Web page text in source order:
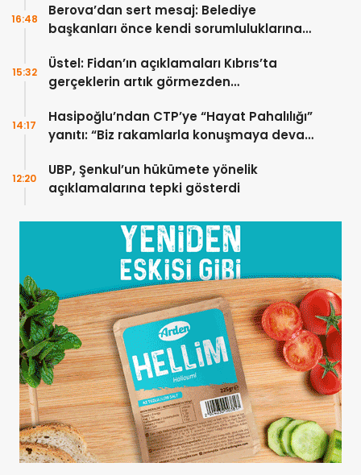
Berova’dan sert mesaj: Belediye
başkanları önce kendi sorumluluklarına
16:48
Üstel: Fidan’ın açıklamaları Kıbrıs’ta
gerçeklerin artık görmezden
15:32
Hasipoğlu’ndan CTP’ye “Hayat Pahalılığı”
yanıtı: “Biz rakamlarla konuşmaya devam
14:17
UBP, Şenkul’un hükümete yönelik
açıklamalarına tepki gösterdi
12:20